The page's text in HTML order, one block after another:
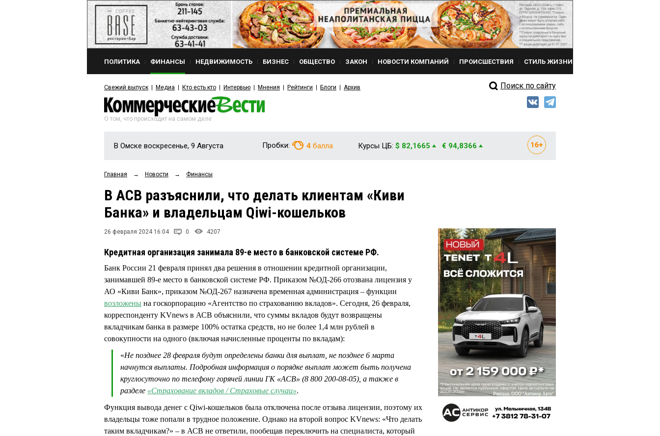
ПОЛИТИКА ФИНАНСЫ НЕДВИЖИМОСТЬ БИЗНЕС ОБЩЕСТВО ЗАКОН НОВОСТИ КОМПАНИЙ ПРОИСШЕСТВИЯ СТИЛЬ ЖИЗНИ
Свежий выпуск Медиа Кто есть кто Интервью Мнения Рейтинги Блоги Архив Поиск по сайту
О том, что происходит на самом деле
В Омске воскресенье, 9 Августа Пробки: 4 балла Курсы ЦБ: $ 82,1665 € 94,8366
Главная → Новости → Финансы
В АСВ разъяснили, что делать клиентам «Киви
Банка» и владельцам Qiwi-кошельков
26 февраля 2024 16:04 0 4207
Кредитная организация занимала 89-е место в банковской системе РФ.
Банк России 21 февраля принял два решения в отношении кредитной организации,
занимавшей 89-е место в банковской системе РФ. Приказом №ОД-266 отозвана лицензия у
АО «Киви Банк», приказом №ОД-267 назначена временная администрация – функции
возложены на госкорпорацию «Агентство по страхованию вкладов». Сегодня, 26 февраля,
корреспонденту KVnews в АСВ объяснили, что суммы вкладов будут возвращены
вкладчикам банка в размере 100% остатка средств, но не более 1,4 млн рублей в
совокупности на одного (включая начисленные проценты по вкладам):
«Не позднее 28 февраля будут определены банки для выплат, не позднее 6 марта
начнутся выплаты. Подробная информация о порядке выплат может быть получена
круглосуточно по телефону горячей линии ГК «АСВ» (8 800 200-08-05), а также в
разделе «Страхование вкладов / Страховые случаи».
Функция вывода денег с Qiwi-кошельков была отключена после отзыва лицензии, поэтому их
владельцы тоже попали в трудное положение. Однако на второй вопрос KVnews: «Что делать
таким вкладчикам?» – в АСВ не ответили, пообещав переключить на специалиста, который